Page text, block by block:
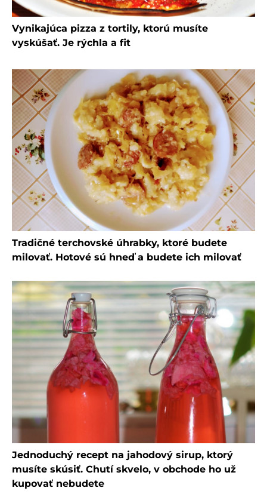
Vynikajúca pizza z tortily, ktorú musíte
vyskúšať. Je rýchla a fit
Tradičné terchovské úhrabky, ktoré budete
milovať. Hotové sú hneď a budete ich milovať
Jednoduchý recept na jahodový sirup, ktorý
musíte skúsiť. Chutí skvelo, v obchode ho už
kupovať nebudete